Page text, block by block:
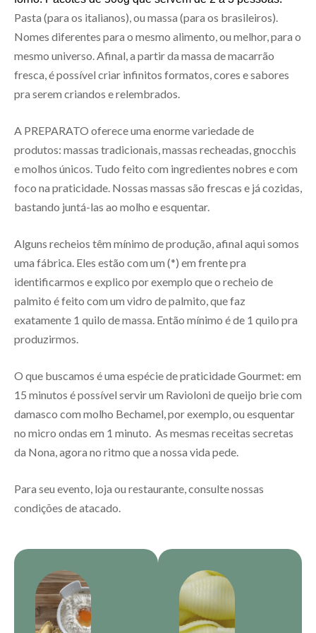
Pasta (para os italianos), ou massa (para os brasileiros).
Nomes diferentes para o mesmo alimento, ou melhor, para o
mesmo universo. Afinal, a partir da massa de macarrão
fresca, é possível criar infinitos formatos, cores e sabores
pra serem criandos e relembrados.
A PREPARATO oferece uma enorme variedade de
produtos: massas tradicionais, massas recheadas, gnocchis
e molhos únicos. Tudo feito com ingredientes nobres e com
foco na praticidade. Nossas massas são frescas e já cozidas,
bastando juntá-las ao molho e esquentar.
Alguns recheios têm mínimo de produção, afinal aqui somos
uma fábrica. Eles estão com um (*) em frente pra
identificarmos e explico por exemplo que o recheio de
palmito é feito com um vidro de palmito, que faz
exatamente 1 quilo de massa. Então mínimo é de 1 quilo pra
produzirmos.
O que buscamos é uma espécie de praticidade Gourmet: em
15 minutos é possível servir um Ravioloni de queijo brie com
damasco com molho Bechamel, por exemplo, ou esquentar
no micro ondas em 1 minuto. As mesmas receitas secretas
da Nona, agora no ritmo que a nossa vida pede.
Para seu evento, loja ou restaurante, consulte nossas
condições de atacado.